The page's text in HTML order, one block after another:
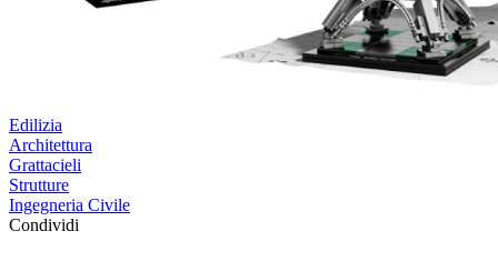
Edilizia
Architettura
Grattacieli
Strutture
Ingegneria Civile
Condividi